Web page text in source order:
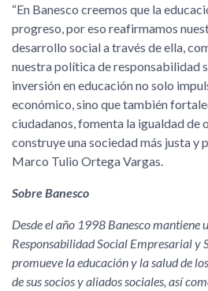
“En Banesco creemos que la
progreso, por eso reafirmamos
desarrollo social a través de ella,
nuestra política de responsabilidad
inversión en educación no solo
económico, sino que también
ciudadanos, fomenta la igualdad de
construye una sociedad más justa y
Marco Tulio Ortega Vargas.
Sobre Banesco
Desde el año 1998 Banesco mantiene
Responsabilidad Social Empresarial y
promueve la educación y la salud de
de sus socios y aliados sociales, así